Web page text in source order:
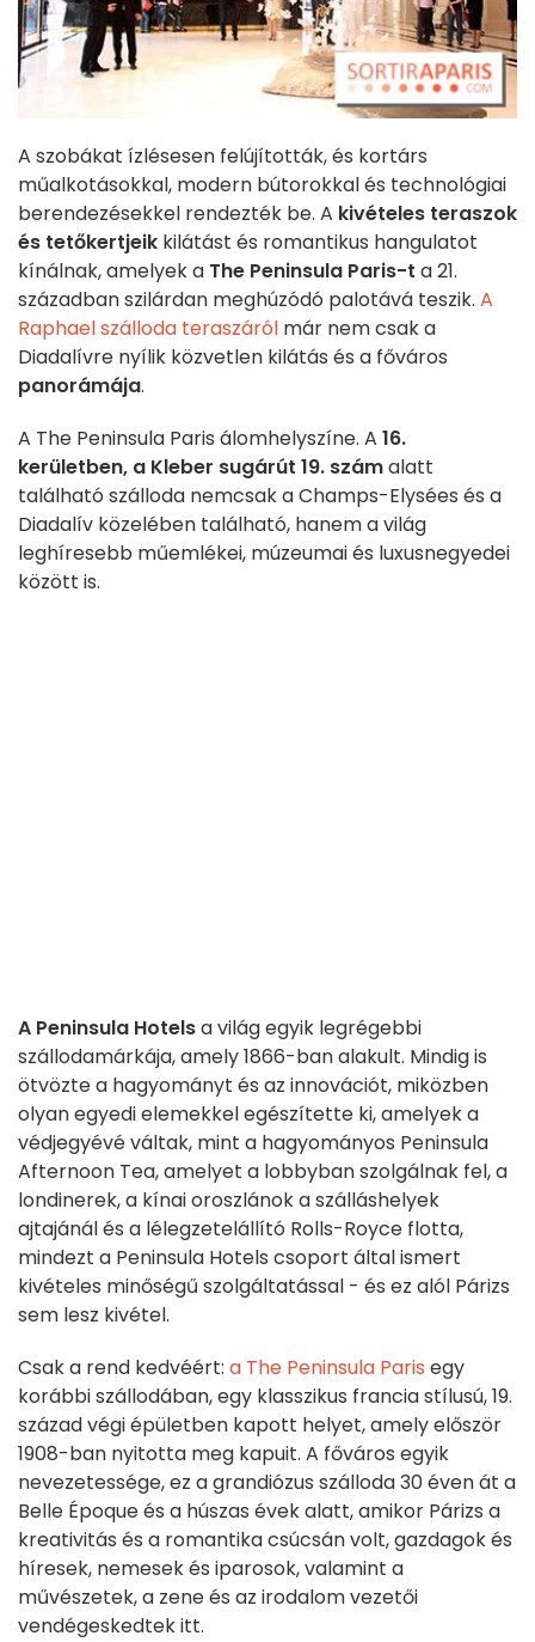
A szobákat ízlésesen felújították, és kortárs
műalkotásokkal, modern bútorokkal és technológiai
berendezésekkel rendezték be. A kivételes teraszok
és tetőkertjeik kilátást és romantikus hangulatot
kínálnak, amelyek a The Peninsula Paris-t a 21.
században szilárdan meghúzódó palotává teszik. A
Raphael szálloda teraszáról már nem csak a
Diadalívre nyílik közvetlen kilátás és a főváros
panorámája.
A The Peninsula Paris álomhelyszíne. A 16.
kerületben, a Kleber sugárút 19. számalatt
található szálloda nemcsak a Champs-Elysées és a
Diadalív közelében található, hanem a világ
leghíresebb műemlékei, múzeumai és luxusnegyedei
között is.
A Peninsula Hotelsa világ egyik legrégebbi
szállodamárkája, amely 1866-ban alakult. Mindig is
ötvözte a hagyományt és az innovációt, miközben
olyan egyedi elemekkel egészítette ki, amelyek a
védjegyévé váltak, mint a hagyományos Peninsula
Afternoon Tea, amelyet a lobbyban szolgálnak fel, a
londinerek, a kínai oroszlánok a szálláshelyek
ajtajánál és a lélegzetelállító Rolls-Royce flotta,
mindezt a Peninsula Hotels csoport által ismert
kivételes minőségű szolgáltatással - és ez alól Párizs
sem lesz kivétel.
Csak a rend kedvéért: a The Peninsula Paris egy
korábbi szállodában, egy klasszikus francia stílusú, 19.
század végi épületben kapott helyet, amely először
1908-ban nyitotta meg kapuit. A főváros egyik
nevezetessége, ez a grandiózus szálloda 30 éven át a
Belle Époque és a húszas évek alatt, amikor Párizs a
kreativitás és a romantika csúcsán volt, gazdagok és
híresek, nemesek és iparosok, valamint a
művészetek, a zene és az irodalom vezetői
vendégeskedtek itt.